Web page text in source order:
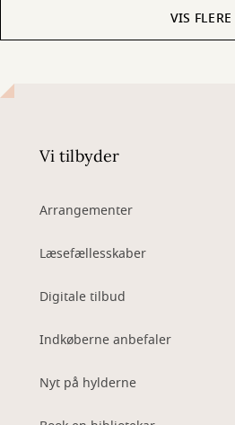
VIS FLERE
Vi tilbyder
Arrangementer
Læsefællesskaber
Digitale tilbud
Indkøberne anbefaler
Nyt på hylderne